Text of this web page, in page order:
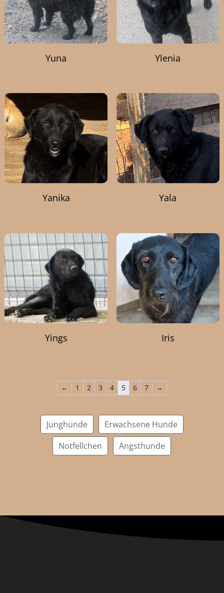
Yuna Ylenia
Yanika Yala
Yings Iris
← 1 2 3 4 5 6 7 →
Junghunde
Erwachsene Hunde
Notfellchen
Angsthunde